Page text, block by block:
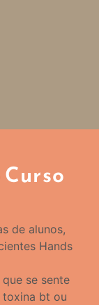
de alunos,
Hands
se sente
toxina bt ou